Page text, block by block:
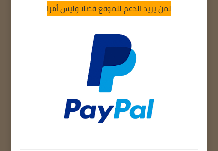
لمن يريد الدعم للموقع فضلا وليس أمرا